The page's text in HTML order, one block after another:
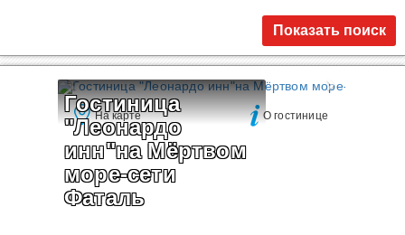
Показать поиск
Гостиница
"Леонардо
инн"на Мёртвом
море-сети
Фаталь
На карте О гостинице